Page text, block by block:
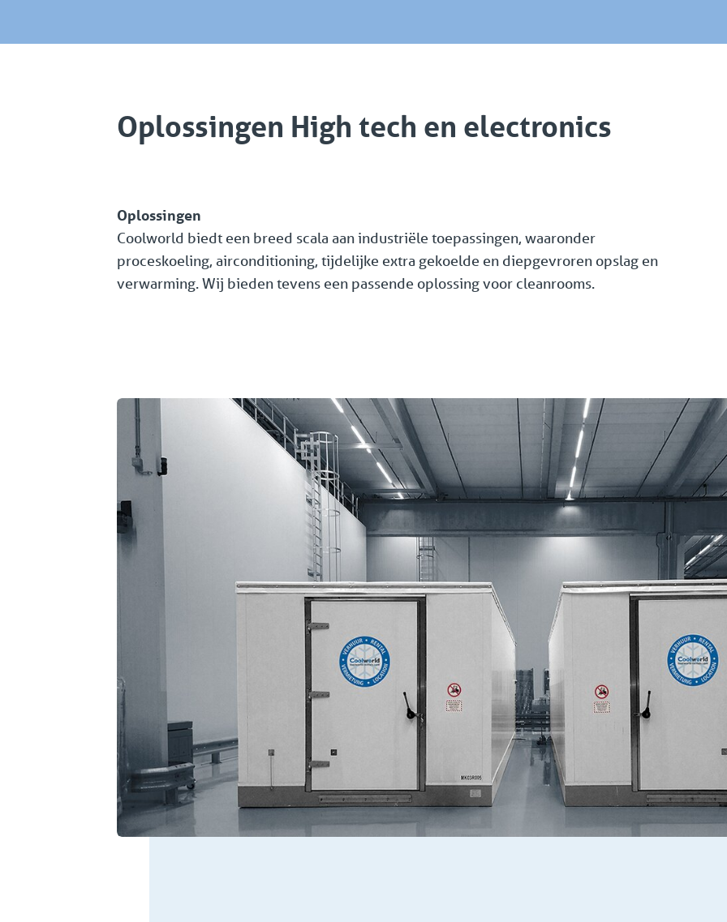
Oplossingen High tech en electronics
Oplossingen
Coolworld biedt een breed scala aan industriële toepassingen, waaronder
proceskoeling, airconditioning, tijdelijke extra gekoelde en diepgevroren opslag en
verwarming. Wij bieden tevens een passende oplossing voor cleanrooms.